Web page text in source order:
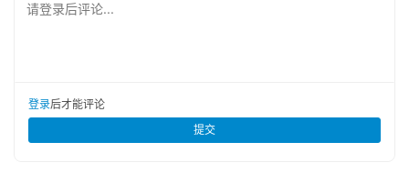
请登录后评论...
登录后才能评论
提交